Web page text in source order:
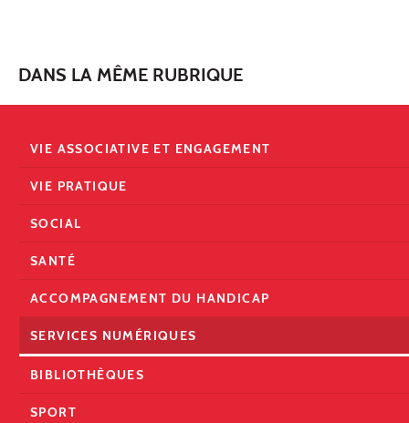
DANS LA MÊME RUBRIQUE
VIE ASSOCIATIVE ET ENGAGEMENT
VIE PRATIQUE
SOCIAL
SANTÉ
ACCOMPAGNEMENT DU HANDICAP
SERVICES NUMÉRIQUES
BIBLIOTHÈQUES
SPORT